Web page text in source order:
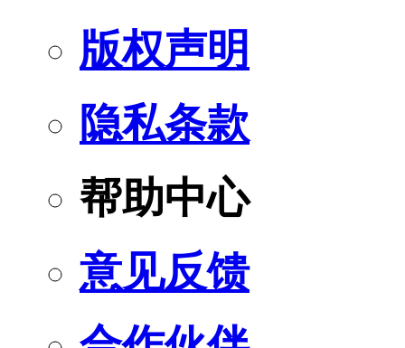
版权声明
隐私条款
帮助中心
意见反馈